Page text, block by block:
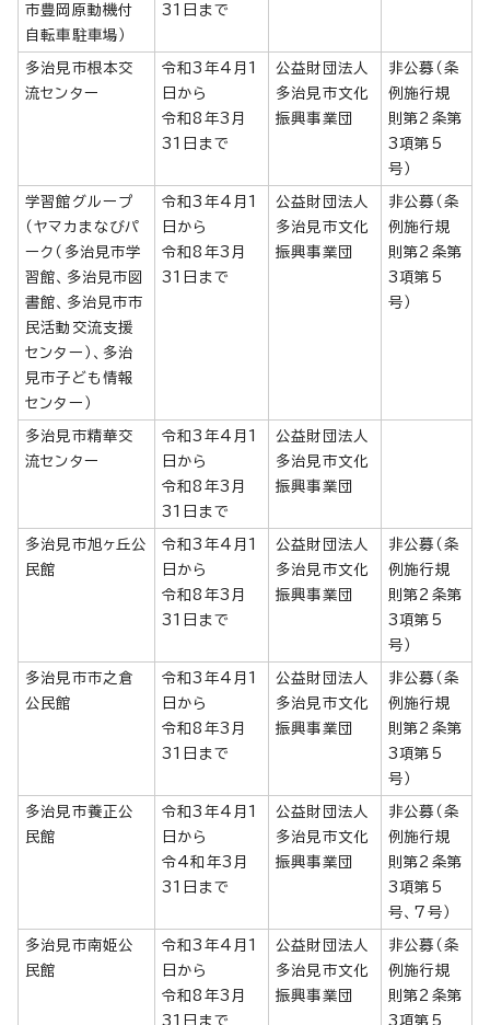
市豊岡原動機付
自転車駐車場）
31日まで
多治見市根本交
流センター
令和3年4月1
日から
令和8年3月
31日まで
公益財団法人
多治見市文化
振興事業団
非公募（条
例施行規
則第2条第
3項第5
号）
学習館グループ
（ヤマカまなびパ
ーク（多治見市学
習館、多治見市図
書館、多治見市市
民活動交流支援
センター）、多治
見市子ども情報
センター）
令和3年4月1
日から
令和8年3月
31日まで
公益財団法人
多治見市文化
振興事業団
非公募（条
例施行規
則第2条第
3項第5
号）
多治見市精華交
流センター
令和3年4月1
日から
令和8年3月
31日まで
公益財団法人
多治見市文化
振興事業団
多治見市旭ヶ丘公
民館
令和3年4月1
日から
令和8年3月
31日まで
公益財団法人
多治見市文化
振興事業団
非公募（条
例施行規
則第2条第
3項第5
号）
多治見市市之倉
公民館
令和3年4月1
日から
令和8年3月
31日まで
公益財団法人
多治見市文化
振興事業団
非公募（条
例施行規
則第2条第
3項第5
号）
多治見市養正公
民館
令和3年4月1
日から
令4和年3月
31日まで
公益財団法人
多治見市文化
振興事業団
非公募（条
例施行規
則第2条第
3項第5
号、7号）
多治見市南姫公
民館
令和3年4月1
日から
令和8年3月
31日まで
公益財団法人
多治見市文化
振興事業団
非公募（条
例施行規
則第2条第
3項第5